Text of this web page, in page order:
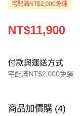
宅配滿NT$2,000免運
NT$11,900
付款與運送方式
宅配滿NT$2,000免運
信用卡一次付款
商品加價購 (4)